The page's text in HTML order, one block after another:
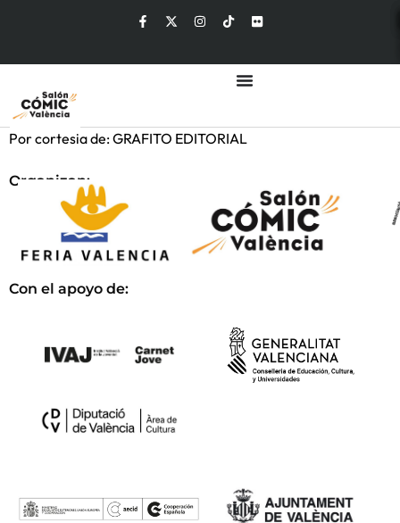
Por cortesia de: GRAFITO EDITORIAL
Organizan:
Con el apoyo de: